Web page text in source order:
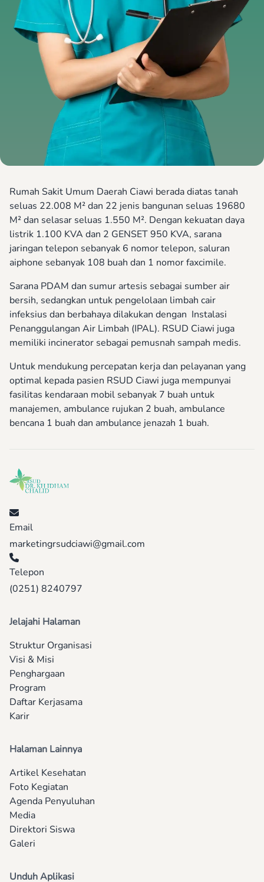
Rumah Sakit Umum Daerah Ciawi berada diatas tanah
seluas 22.008 M² dan 22 jenis bangunan seluas 19680
M² dan selasar seluas 1.550 M². Dengan kekuatan daya
listrik 1.100 KVA dan 2 GENSET 950 KVA, sarana
jaringan telepon sebanyak 6 nomor telepon, saluran
aiphone sebanyak 108 buah dan 1 nomor faxcimile.
Sarana PDAM dan sumur artesis sebagai sumber air
bersih, sedangkan untuk pengelolaan limbah cair
infeksius dan berbahaya dilakukan dengan Instalasi
Penanggulangan Air Limbah (IPAL). RSUD Ciawi juga
memiliki incinerator sebagai pemusnah sampah medis.
Untuk mendukung percepatan kerja dan pelayanan yang
optimal kepada pasien RSUD Ciawi juga mempunyai
fasilitas kendaraan mobil sebanyak 7 buah untuk
manajemen, ambulance rujukan 2 buah, ambulance
bencana 1 buah dan ambulance jenazah 1 buah.
Email
marketingrsudciawi@gmail.com
Telepon
(0251) 8240797
Jelajahi Halaman
Struktur Organisasi
Visi & Misi
Penghargaan
Program
Daftar Kerjasama
Karir
Halaman Lainnya
Artikel Kesehatan
Foto Kegiatan
Agenda Penyuluhan
Media
Direktori Siswa
Galeri
Unduh Aplikasi